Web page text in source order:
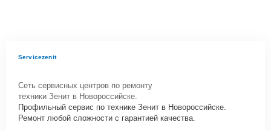
Servicezenit
Сеть сервисных центров по ремонту
техники Зенит в Новороссийске.
Профильный сервис по технике Зенит в Новороссийске.
Ремонт любой сложности с гарантией качества.